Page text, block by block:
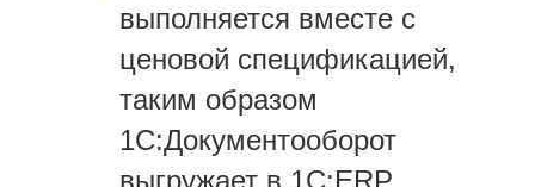
выполняется вместе с
ценовой спецификацией,
таким образом
1С:Документооборот
выгружает в 1С:ERP